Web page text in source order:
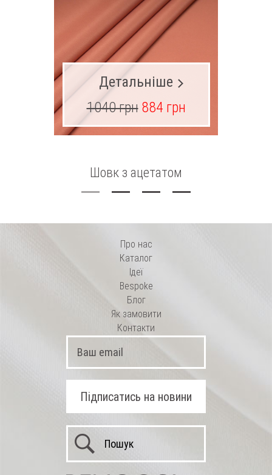
Шовк з ацетатом
Детальніше
1040 грн 884 грн
Про нас
Каталог
Ідеї
Bespoke
Блог
Як замовити
Контакти